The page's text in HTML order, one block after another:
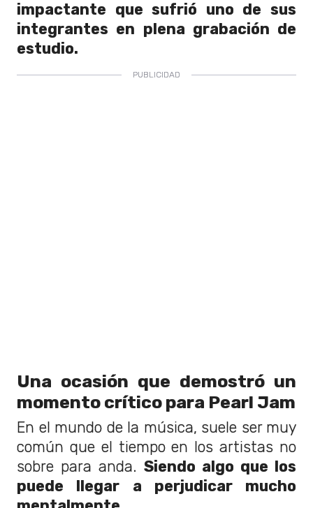
impactante que sufrió uno de sus
integrantes en plena grabación de
estudio.
Una ocasión que demostró un
momento crítico para Pearl Jam
En el mundo de la música, suele ser muy
común que el tiempo en los artistas no
sobre para anda. Siendo algo que los
puede llegar a perjudicar mucho